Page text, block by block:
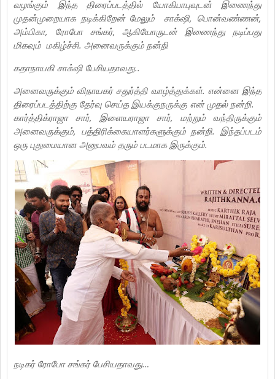
வழங்கும் இந்த திரைப்படத்தில் யோகிபாபுவுடன் இணைந்து
முதன்முறையாக நடிக்கிறேன் மேலும் சாக்‌ஷி, பொன்வண்ணன்,
அம்பிகா, ரோபோ சங்கர், ஆகியோருடன் இணைந்து நடிப்பது
மிகவும் மகிழ்ச்சி. அனைவருக்கும் நன்றி
கதாநாயகி சாக்‌ஷி பேசியதாவது..
அனைவருக்கும் விநாயகர் சதுர்த்தி வாழ்த்துக்கள். என்னை இந்த
திரைப்படத்திற்கு தேர்வு செய்த இயக்குநருக்கு என் முதல் நன்றி.
கார்த்திக்ராஜா சார், இளையராஜா சார், மற்றும் வந்திருக்கும்
அனைவருக்கும், பத்திரிக்கையாளர்களுக்கும் நன்றி. இந்தப்படம்
ஒரு புதுமையான அனுபவம் தரும் படமாக இருக்கும்.
நடிகர் ரோபோ சங்கர் பேசியதாவது…